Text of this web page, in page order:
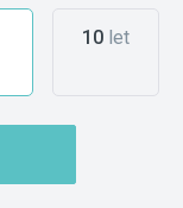
10 let